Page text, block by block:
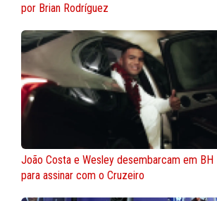
por Brian Rodríguez
João Costa e Wesley desembarcam em BH
para assinar com o Cruzeiro